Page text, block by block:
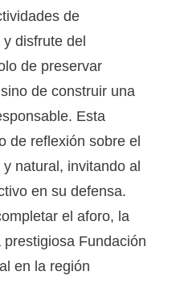
de
disfrute del
de preservar
de construir una
Esta
de reflexión sobre el
natural, invitando al
en su defensa.
el aforo, la
Fundación
en la región